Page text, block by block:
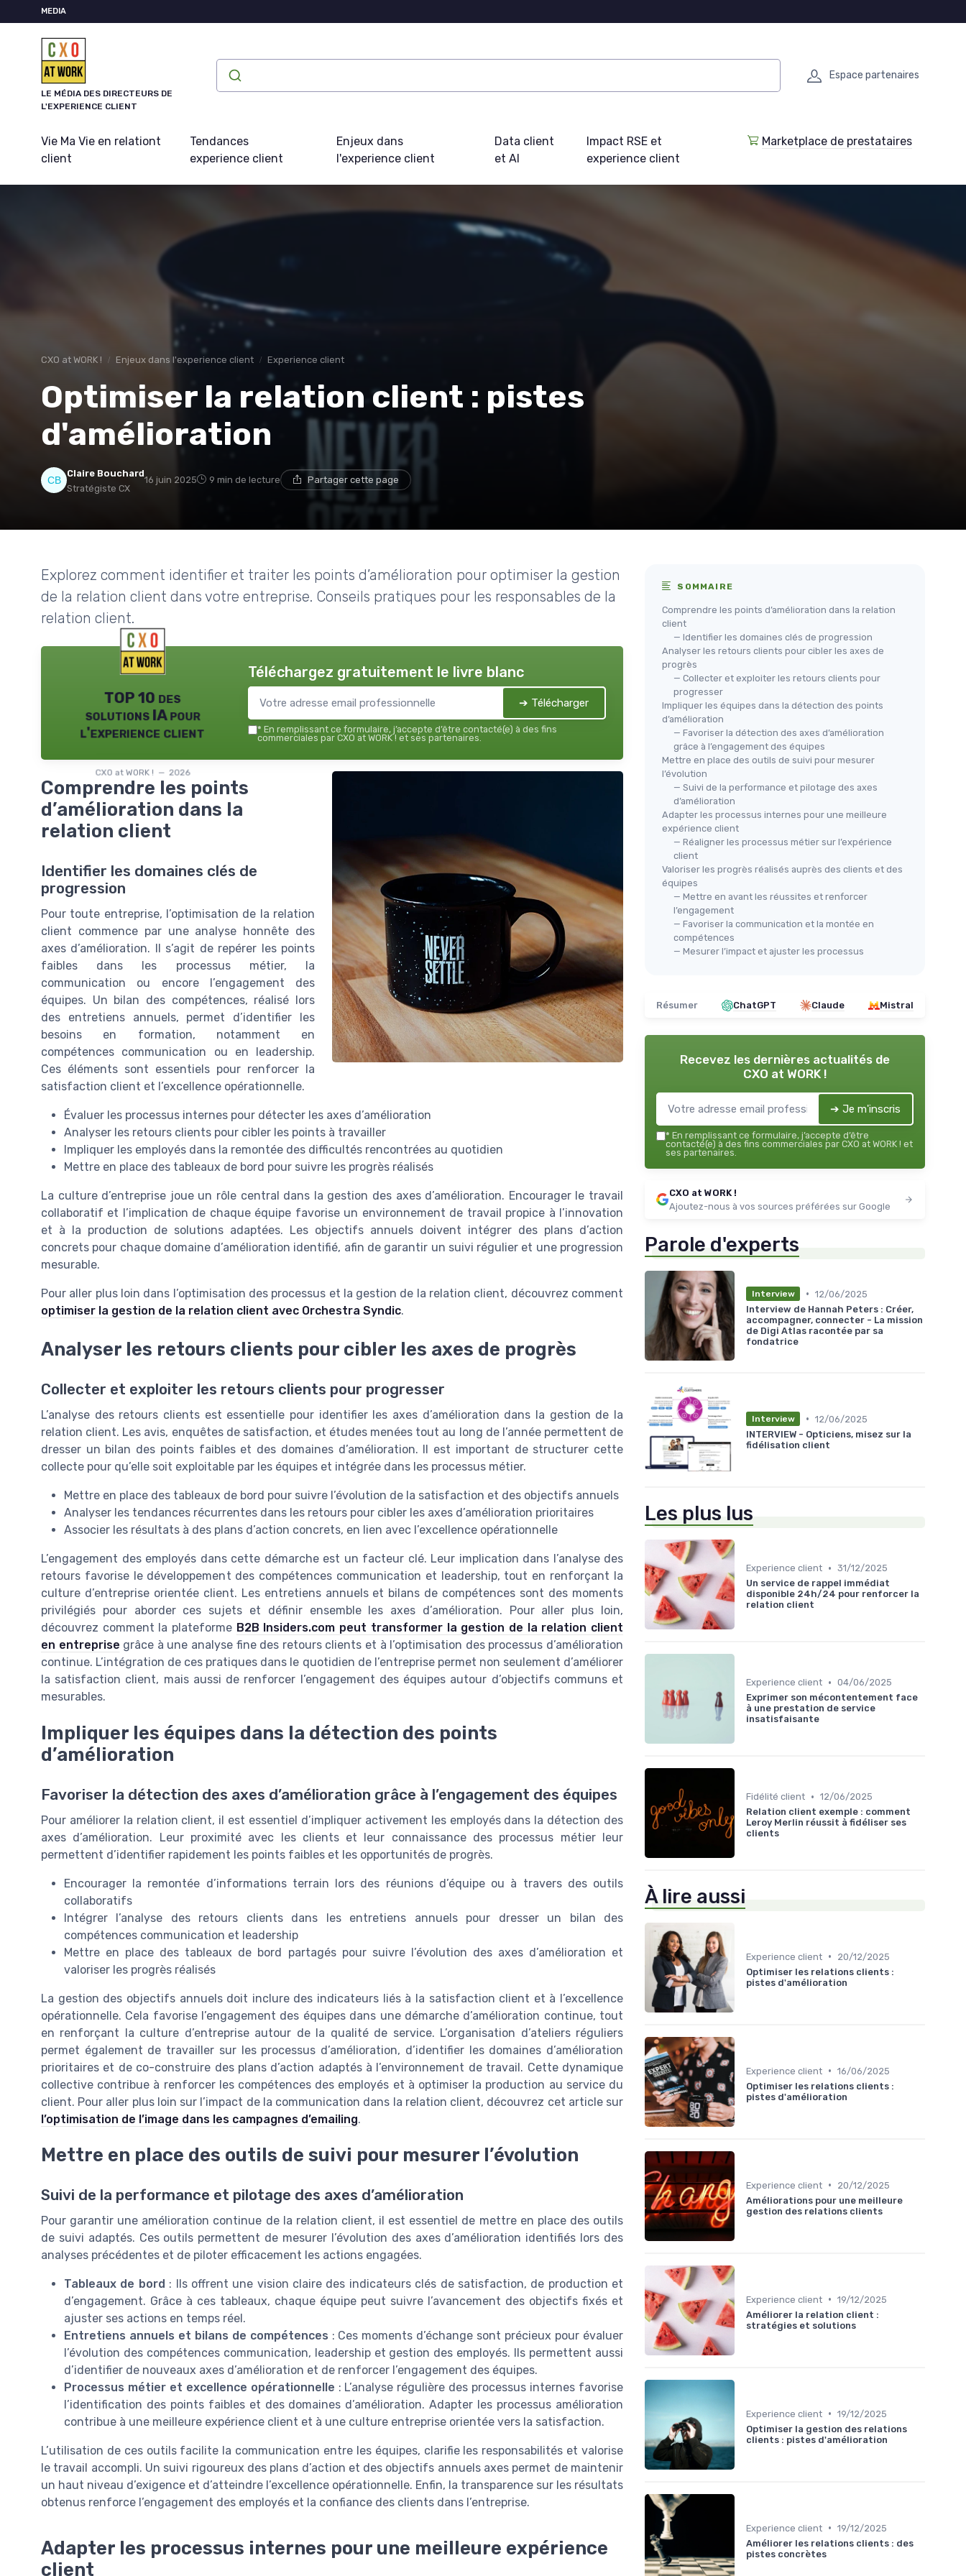
MEDIA
LE MÉDIA DES DIRECTEURS DE
L'EXPERIENCE CLIENT
Espace partenaires
Vie Ma Vie en relationt
client
Tendances
experience client
Enjeux dans
l'experience client
Data client
et AI
Impact RSE et
experience client
Marketplace de prestataires
CXO at WORK ! Enjeux dans l'experience client Experience client
Optimiser la relation client : pistes
d'amélioration
Claire Bouchard
Stratégiste CX
16 juin 2025 9 min de lecture Partager cette page
Explorez comment identifier et traiter les points d’amélioration pour optimiser la gestion
de la relation client dans votre entreprise. Conseils pratiques pour les responsables de la
relation client.
TOP 10 des
solutions IA pour
l'experience client
CXO at WORK ! — 2026
Téléchargez gratuitement le livre blanc
➔ Télécharger
* En remplissant ce formulaire, j’accepte d’être contacté(e) à des fins
commerciales par CXO at WORK ! et ses partenaires.
Comprendre les points
d’amélioration dans la
relation client
Identifier les domaines clés de
progression
Pour toute entreprise, l’optimisation de la relation
client commence par une analyse honnête des
axes d’amélioration. Il s’agit de repérer les points
faibles dans les processus métier, la
communication ou encore l’engagement des
équipes. Un bilan des compétences, réalisé lors
des entretiens annuels, permet d’identifier les
besoins en formation, notamment en
compétences communication ou en leadership.
Ces éléments sont essentiels pour renforcer la
satisfaction client et l’excellence opérationnelle.
Évaluer les processus internes pour détecter les axes d’amélioration
Analyser les retours clients pour cibler les points à travailler
Impliquer les employés dans la remontée des difficultés rencontrées au quotidien
Mettre en place des tableaux de bord pour suivre les progrès réalisés
La culture d’entreprise joue un rôle central dans la gestion des axes d’amélioration. Encourager le travail
collaboratif et l’implication de chaque équipe favorise un environnement de travail propice à l’innovation
et à la production de solutions adaptées. Les objectifs annuels doivent intégrer des plans d’action
concrets pour chaque domaine d’amélioration identifié, afin de garantir un suivi régulier et une progression
mesurable.
Pour aller plus loin dans l’optimisation des processus et la gestion de la relation client, découvrez comment
optimiser la gestion de la relation client avec Orchestra Syndic.
Analyser les retours clients pour cibler les axes de progrès
Collecter et exploiter les retours clients pour progresser
L’analyse des retours clients est essentielle pour identifier les axes d’amélioration dans la gestion de la
relation client. Les avis, enquêtes de satisfaction, et études menées tout au long de l’année permettent de
dresser un bilan des points faibles et des domaines d’amélioration. Il est important de structurer cette
collecte pour qu’elle soit exploitable par les équipes et intégrée dans les processus métier.
Mettre en place des tableaux de bord pour suivre l’évolution de la satisfaction et des objectifs annuels
Analyser les tendances récurrentes dans les retours pour cibler les axes d’amélioration prioritaires
Associer les résultats à des plans d’action concrets, en lien avec l’excellence opérationnelle
L’engagement des employés dans cette démarche est un facteur clé. Leur implication dans l’analyse des
retours favorise le développement des compétences communication et leadership, tout en renforçant la
culture d’entreprise orientée client. Les entretiens annuels et bilans de compétences sont des moments
privilégiés pour aborder ces sujets et définir ensemble les axes d’amélioration. Pour aller plus loin,
découvrez comment la plateforme B2B Insiders.com peut transformer la gestion de la relation client
en entreprise grâce à une analyse fine des retours clients et à l’optimisation des processus d’amélioration
continue. L’intégration de ces pratiques dans le quotidien de l’entreprise permet non seulement d’améliorer
la satisfaction client, mais aussi de renforcer l’engagement des équipes autour d’objectifs communs et
mesurables.
Impliquer les équipes dans la détection des points
d’amélioration
Favoriser la détection des axes d’amélioration grâce à l’engagement des équipes
Pour améliorer la relation client, il est essentiel d’impliquer activement les employés dans la détection des
axes d’amélioration. Leur proximité avec les clients et leur connaissance des processus métier leur
permettent d’identifier rapidement les points faibles et les opportunités de progrès.
Encourager la remontée d’informations terrain lors des réunions d’équipe ou à travers des outils
collaboratifs
Intégrer l’analyse des retours clients dans les entretiens annuels pour dresser un bilan des
compétences communication et leadership
Mettre en place des tableaux de bord partagés pour suivre l’évolution des axes d’amélioration et
valoriser les progrès réalisés
La gestion des objectifs annuels doit inclure des indicateurs liés à la satisfaction client et à l’excellence
opérationnelle. Cela favorise l’engagement des équipes dans une démarche d’amélioration continue, tout
en renforçant la culture d’entreprise autour de la qualité de service. L’organisation d’ateliers réguliers
permet également de travailler sur les processus d’amélioration, d’identifier les domaines d’amélioration
prioritaires et de co-construire des plans d’action adaptés à l’environnement de travail. Cette dynamique
collective contribue à renforcer les compétences des employés et à optimiser la production au service du
client. Pour aller plus loin sur l’impact de la communication dans la relation client, découvrez cet article sur
l’optimisation de l’image dans les campagnes d’emailing.
Mettre en place des outils de suivi pour mesurer l’évolution
Suivi de la performance et pilotage des axes d’amélioration
Pour garantir une amélioration continue de la relation client, il est essentiel de mettre en place des outils
de suivi adaptés. Ces outils permettent de mesurer l’évolution des axes d’amélioration identifiés lors des
analyses précédentes et de piloter efficacement les actions engagées.
Tableaux de bord : Ils offrent une vision claire des indicateurs clés de satisfaction, de production et
d’engagement. Grâce à ces tableaux, chaque équipe peut suivre l’avancement des objectifs fixés et
ajuster ses actions en temps réel.
Entretiens annuels et bilans de compétences : Ces moments d’échange sont précieux pour évaluer
l’évolution des compétences communication, leadership et gestion des employés. Ils permettent aussi
d’identifier de nouveaux axes d’amélioration et de renforcer l’engagement des équipes.
Processus métier et excellence opérationnelle : L’analyse régulière des processus internes favorise
l’identification des points faibles et des domaines d’amélioration. Adapter les processus amélioration
contribue à une meilleure expérience client et à une culture entreprise orientée vers la satisfaction.
L’utilisation de ces outils facilite la communication entre les équipes, clarifie les responsabilités et valorise
le travail accompli. Un suivi rigoureux des plans d’action et des objectifs annuels axes permet de maintenir
un haut niveau d’exigence et d’atteindre l’excellence opérationnelle. Enfin, la transparence sur les résultats
obtenus renforce l’engagement des employés et la confiance des clients dans l’entreprise.
Adapter les processus internes pour une meilleure expérience
client
SOMMAIRE
Comprendre les points d’amélioration dans la relation
client
— Identifier les domaines clés de progression
Analyser les retours clients pour cibler les axes de
progrès
— Collecter et exploiter les retours clients pour
progresser
Impliquer les équipes dans la détection des points
d’amélioration
— Favoriser la détection des axes d’amélioration
grâce à l’engagement des équipes
Mettre en place des outils de suivi pour mesurer
l’évolution
— Suivi de la performance et pilotage des axes
d’amélioration
Adapter les processus internes pour une meilleure
expérience client
— Réaligner les processus métier sur l’expérience
client
Valoriser les progrès réalisés auprès des clients et des
équipes
— Mettre en avant les réussites et renforcer
l’engagement
— Favoriser la communication et la montée en
compétences
— Mesurer l’impact et ajuster les processus
Résumer ChatGPT Claude Mistral
Recevez les dernières actualités de
CXO at WORK !
➔ Je m'inscris
* En remplissant ce formulaire, j’accepte d’être
contacté(e) à des fins commerciales par CXO at WORK ! et
ses partenaires.
CXO at WORK !
Ajoutez-nous à vos sources préférées sur Google
Parole d'experts
Interview • 12/06/2025
Interview de Hannah Peters : Créer,
accompagner, connecter - La mission
de Digi Atlas racontée par sa
fondatrice
Interview • 12/06/2025
INTERVIEW - Opticiens, misez sur la
fidélisation client
Les plus lus
Experience client • 31/12/2025
Un service de rappel immédiat
disponible 24h/24 pour renforcer la
relation client
Experience client • 04/06/2025
Exprimer son mécontentement face
à une prestation de service
insatisfaisante
Fidélité client • 12/06/2025
Relation client exemple : comment
Leroy Merlin réussit à fidéliser ses
clients
À lire aussi
Experience client •
20/12/2025
Optimiser les relations clients :
pistes d'amélioration
Experience client • 16/06/2025
Optimiser les relations clients :
pistes d'amélioration
Experience client •
20/12/2025
Améliorations pour une meilleure
gestion des relations clients
Experience client • 19/12/2025
Améliorer la relation client :
stratégies et solutions
Experience client • 19/12/2025
Optimiser la gestion des relations
clients : pistes d'amélioration
Experience client • 19/12/2025
Améliorer les relations clients : des
pistes concrètes
Panneau de gestion des cookies